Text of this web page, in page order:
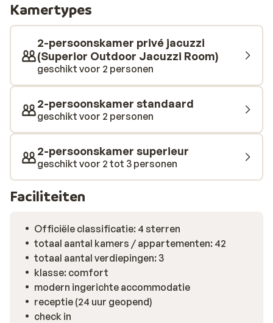
wandelt. Hier struin je langs winkeltjes, haal je wat
lekkers bij het supermarktje of schuif je aan bij een
lokaal restaurant. Alles wat je nodig hebt, ligt dichtbij.
Ook in het hotel zelf valt er volop te genieten. Neem een
verfrissende duik in het zwembad, kom tot rust in de
sauna of het Turkse stoombad, of werk je spieren in de
sportschool. Trek gekregen? Laat je verrassen en
geniet van de gevarieerde gerechten in het
buffetrestaurant, waar je elke avond wordt
verschillende Griekse regio’s. Met z’n eigentijdse
uitstraling en relaxte sfeer is Hotel Zorbas Lifestyle
Kamertypes
2-persoonskamer privé jacuzzi
(Superior Outdoor Jacuzzi Room)
geschikt voor 2 personen
2-persoonskamer standaard
geschikt voor 2 personen
2-persoonskamer superieur
geschikt voor 2 tot 3 personen
Faciliteiten
Officiële classificatie: 4 sterren
totaal aantal kamers / appartementen: 42
totaal aantal verdiepingen: 3
klasse: comfort
modern ingerichte accommodatie
receptie (24 uur geopend)
check in